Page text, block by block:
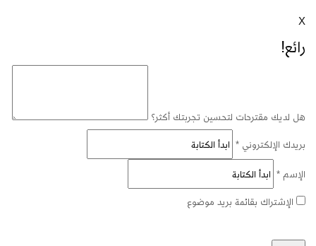
X
رائع!
هل لديك مقترحات لتحسين تجربتك أكثر؟
بريدك الإلكتروني *
الإسم *
الإشتراك بقائمة بريد موضوع